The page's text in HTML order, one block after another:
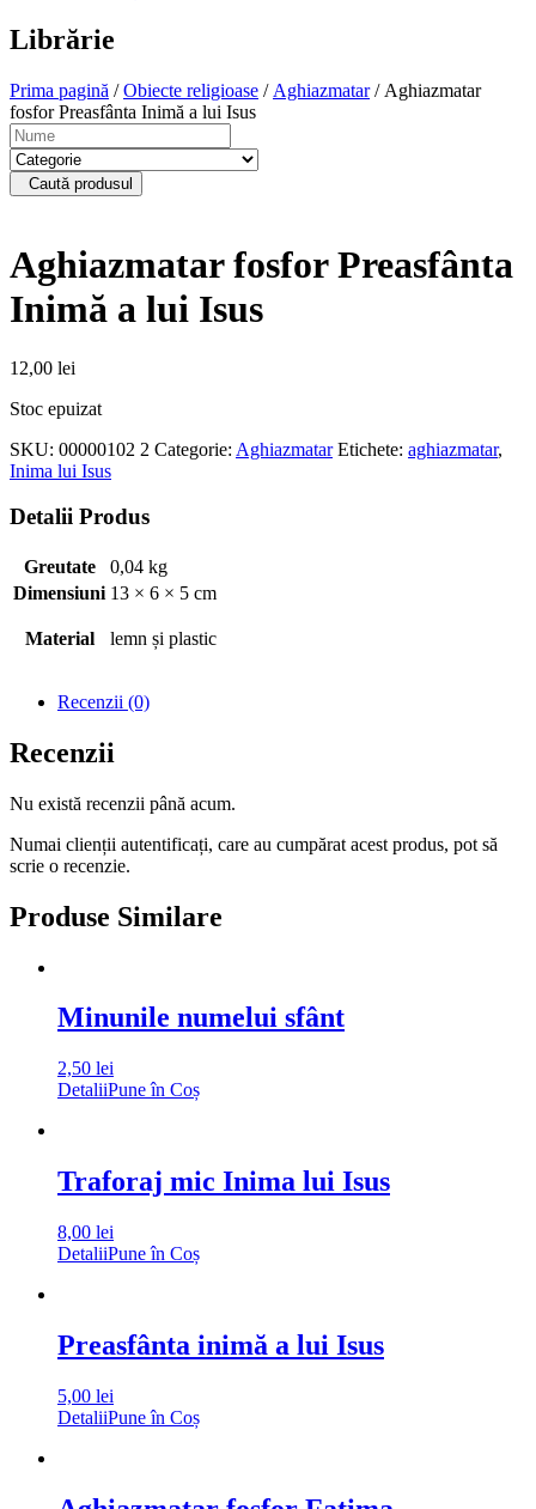
Librărie
Prima pagină /Obiecte religioase / Aghiazmatar/ Aghiazmatar
fosfor Preasfânta Inimă a lui Isus
Caută produsul
Aghiazmatar fosfor Preasfânta
Inimă a lui Isus
12,00 lei
Stoc epuizat
SKU: 00000102 2 Categorie: Aghiazmatar Etichete: aghiazmatar,
Inima lui Isus
Detalii Produs
Greutate
0,04 kg
Dimensiuni 13 × 6 × 5 cm
Material lemn și plastic
Recenzii (0)
Recenzii
Nu există recenzii până acum.
Numai clienții autentificați, care au cumpărat acest produs, pot să
scrie o recenzie.
Produse Similare
Minunile numelui sfânt
2,50 lei
DetaliiPune în Coș
Traforaj mic Inima lui Isus
8,00 lei
DetaliiPune în Coș
Preasfânta inimă a lui Isus
5,00 lei
DetaliiPune în Coș